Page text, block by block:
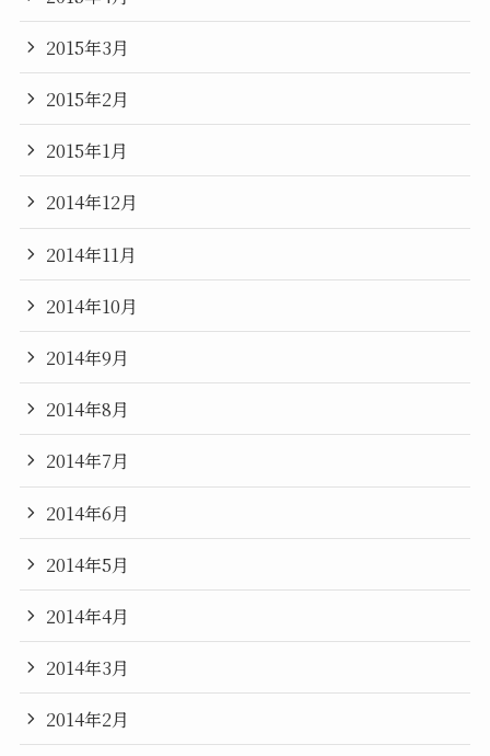
2015年3月
2015年2月
2015年1月
2014年12月
2014年11月
2014年10月
2014年9月
2014年8月
2014年7月
2014年6月
2014年5月
2014年4月
2014年3月
2014年2月